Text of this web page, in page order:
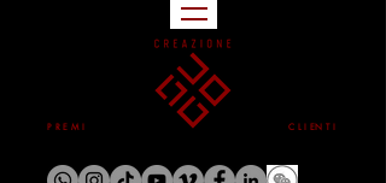
P R E M I C L I EN T I